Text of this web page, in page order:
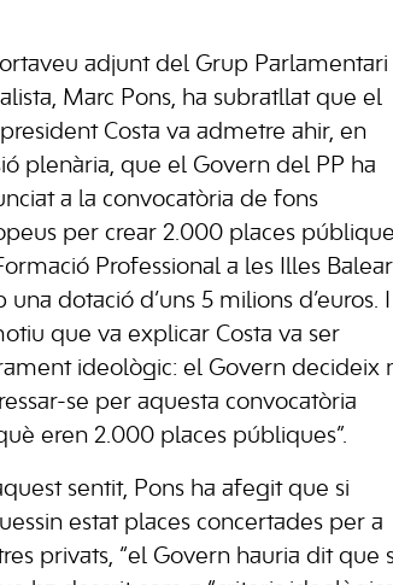
adjunt del Grup Parlamentari
Marc Pons, ha subratllat que el
Costa va admetre ahir, en
plenària, que el Govern del PP ha
a la convocatòria de fons
per crear 2.000 places
Professional a les Illes
una dotació d’uns 5 milions d’euros. I
que va explicar Costa va ser
ideològic: el Govern decideix
se per aquesta convocatòria
eren 2.000 places públiques”.
sentit, Pons ha afegit que si
estat places concertades per a
privats, “el Govern hauria dit que